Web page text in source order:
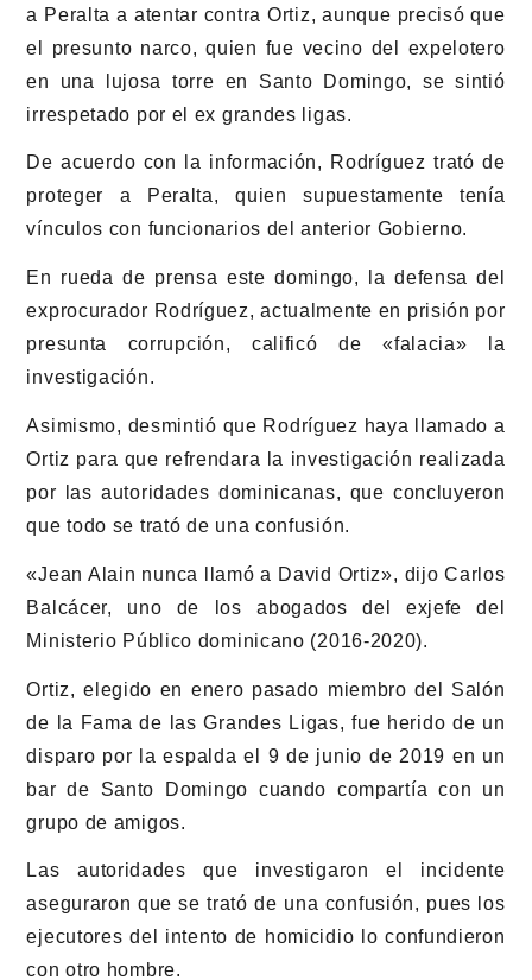
a Peralta a atentar contra Ortiz, aunque precisó que
el presunto narco, quien fue vecino del expelotero
en una lujosa torre en Santo Domingo, se sintió
irrespetado por el ex grandes ligas.
De acuerdo con la información, Rodríguez trató de
proteger a Peralta, quien supuestamente tenía
vínculos con funcionarios del anterior Gobierno.
En rueda de prensa este domingo, la defensa del
exprocurador Rodríguez, actualmente en prisión por
presunta corrupción, calificó de «falacia» la
investigación.
Asimismo, desmintió que Rodríguez haya llamado a
Ortiz para que refrendara la investigación realizada
por las autoridades dominicanas, que concluyeron
que todo se trató de una confusión.
«Jean Alain nunca llamó a David Ortiz», dijo Carlos
Balcácer, uno de los abogados del exjefe del
Ministerio Público dominicano (2016-2020).
Ortiz, elegido en enero pasado miembro del Salón
de la Fama de las Grandes Ligas, fue herido de un
disparo por la espalda el 9 de junio de 2019 en un
bar de Santo Domingo cuando compartía con un
grupo de amigos.
Las autoridades que investigaron el incidente
aseguraron que se trató de una confusión, pues los
ejecutores del intento de homicidio lo confundieron
con otro hombre.